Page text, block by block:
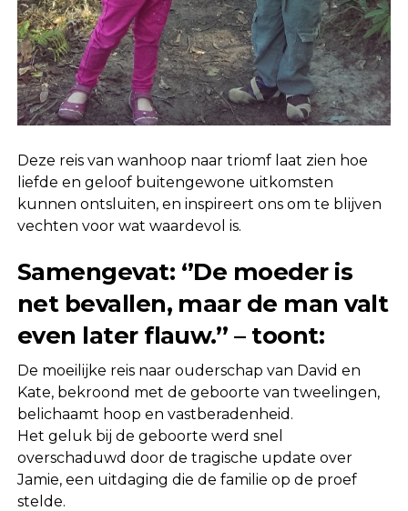
Deze reis van wanhoop naar triomf laat zien hoe
liefde en geloof buitengewone uitkomsten
kunnen ontsluiten, en inspireert ons om te blijven
vechten voor wat waardevol is.
Samengevat: ‘’De moeder is
net bevallen, maar de man valt
even later flauw.’’ – toont:
De moeilijke reis naar ouderschap van David en
Kate, bekroond met de geboorte van tweelingen,
belichaamt hoop en vastberadenheid.
Het geluk bij de geboorte werd snel
overschaduwd door de tragische update over
Jamie, een uitdaging die de familie op de proef
stelde.